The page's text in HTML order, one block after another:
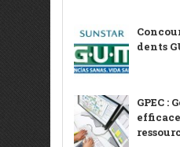
dents
GPEC :